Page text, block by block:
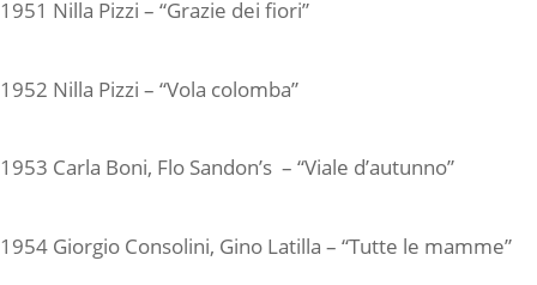
1951 Nilla Pizzi – “Grazie dei fiori”
1952 Nilla Pizzi – “Vola colomba”
1953 Carla Boni, Flo Sandon’s – “Viale d’autunno”
1954 Giorgio Consolini, Gino Latilla – “Tutte le mamme”